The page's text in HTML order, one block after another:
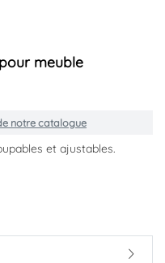
meuble
notre catalogue
et ajustables.